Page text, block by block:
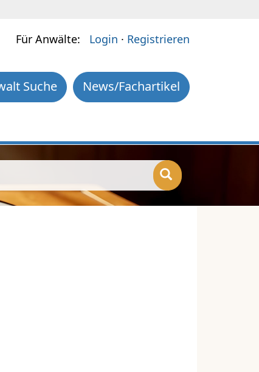
Für Anwälte: Login · Registrieren
News/Fachartikel
Suche